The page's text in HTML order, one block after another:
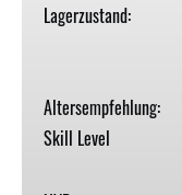
Lagerzustand:
Altersempfehlung:
Skill Level